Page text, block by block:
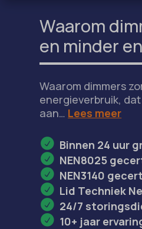
Waarom
en minder
Waarom dimmers
energieverbruik,
aan… Lees meer
Binnen 24 uur
NEN8025
NEN3140
Lid Techniek
24/7
10+ jaar